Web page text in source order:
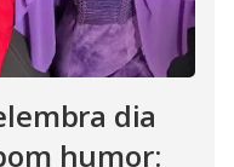
dia
humor: